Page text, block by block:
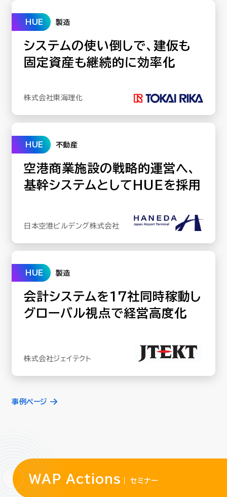
HUE 製造
システムの使い倒しで、建仮も
固定資産も継続的に効率化
株式会社東海理化
HUE 不動産
空港商業施設の戦略的運営へ、
基幹システムとしてHUEを採用
日本空港ビルデング株式会社
HUE 製造
会計システムを17社同時稼動し
グローバル視点で経営高度化
株式会社ジェイテクト
事例ページ
WAP Actions セミナー